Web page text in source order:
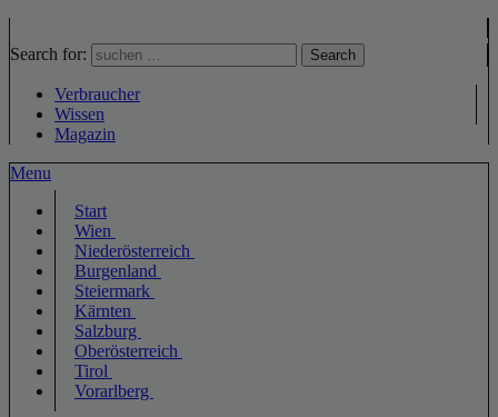
Search for: Search
Verbraucher
Wissen
Magazin
Menu
Start
Wien
Niederösterreich
Burgenland
Steiermark
Kärnten
Salzburg
Oberösterreich
Tirol
Vorarlberg